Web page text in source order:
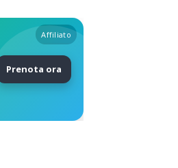
Affiliato
Prenota ora